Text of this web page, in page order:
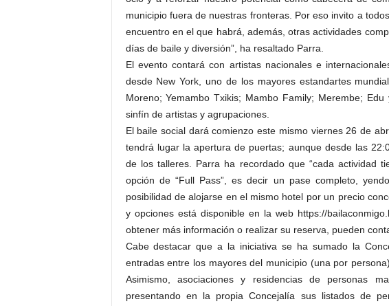
municipio fuera de nuestras fronteras. Por eso invito a
encuentro en el que habrá, además, otras actividades
días de baile y diversión”, ha resaltado Parra.
El evento contará con artistas nacionales e
desde New York, uno de los mayores estandartes
Moreno; Yemambo Txikis; Mambo Family; Merembe;
sinfín de artistas y agrupaciones.
El baile social dará comienzo este mismo viernes 26 de
tendrá lugar la apertura de puertas; aunque desde las
de los talleres. Parra ha recordado que “cada actividad
opción de “Full Pass”, es decir un pase completo,
posibilidad de alojarse en el mismo hotel por un precio
y opciones está disponible en la web https://
obtener más información o realizar su reserva, pueden
Cabe destacar que a la iniciativa se ha sumado la
entradas entre los mayores del municipio (una por
Asimismo, asociaciones y residencias de personas
presentando en la propia Concejalía sus listados de